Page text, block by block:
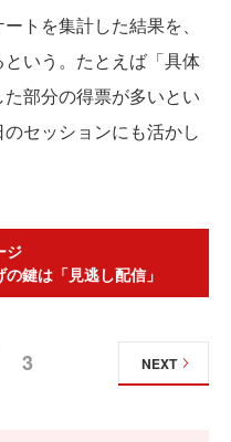
トを集計した結果を、
いう。たとえば「具体
部分の得票が多いとい
セッションにも活かし
ジ
鍵は「見逃し配信」
3 NEXT